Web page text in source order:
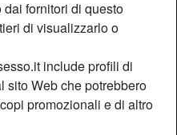
dai fornitori di questo
di visualizzarlo o
include profili di
sito Web che potrebbero
promozionali e di altro
Donna
Single
Scuro
Castani